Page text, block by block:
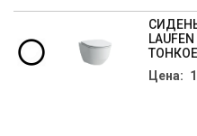
ТОНКОЕ,
Цена: